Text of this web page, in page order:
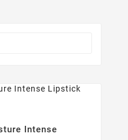
Intense